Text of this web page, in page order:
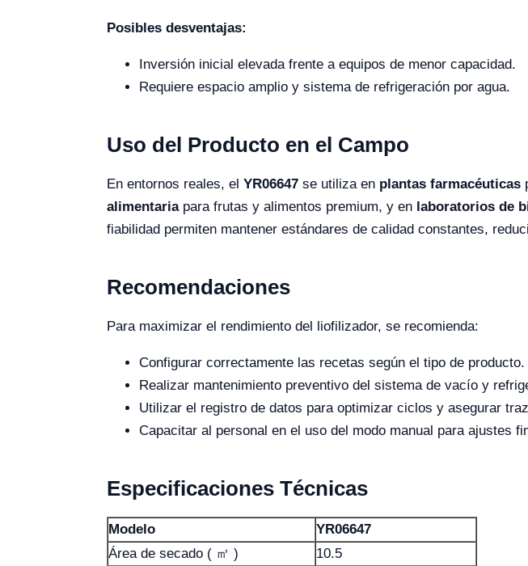
Posibles desventajas:
Inversión inicial elevada frente a equipos de menor capacidad.
Requiere espacio amplio y sistema de refrigeración por agua.
Uso del Producto en el Campo
En entornos reales, el YR06647 se utiliza en plantas farmacéuticas
alimentariapara frutas y alimentos premium, y en laboratorios de
fiabilidad permiten mantener estándares de calidad constantes,
Recomendaciones
Para maximizar el rendimiento del liofilizador, se recomienda:
Configurar correctamente las recetas según el tipo de producto.
Realizar mantenimiento preventivo del sistema de vacío y
Utilizar el registro de datos para optimizar ciclos y asegurar
Capacitar al personal en el uso del modo manual para ajustes
Especificaciones Técnicas
Modelo
YR06647
Área de secado ( ㎡ )
10.5